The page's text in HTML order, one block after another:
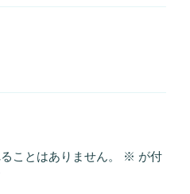
ことはありません。 ※ が付